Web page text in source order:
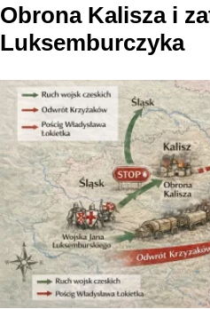
Obrona Kalisza i
Luksemburczyka